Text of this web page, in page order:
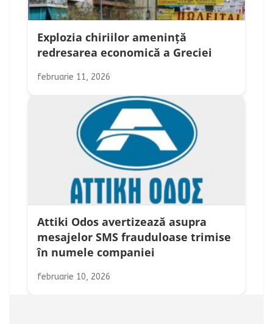
Explozia chiriilor amenință
redresarea economică a Greciei
februarie 11, 2026
Attiki Odos avertizează asupra
mesajelor SMS frauduloase trimise
în numele companiei
februarie 10, 2026